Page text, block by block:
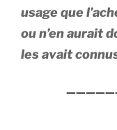
usage que
ou n’en aurait
les avait